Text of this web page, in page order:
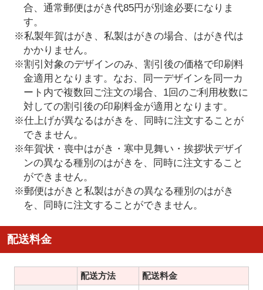
合、通常郵便はがき代85円が別途必要になりま
す。
※私製年賀はがき、私製はがきの場合、はがき代は
かかりません。
※割引対象のデザインのみ、割引後の価格で印刷料
金適用となります。なお、同一デザインを同一カ
ート内で複数回ご注文の場合、1回のご利用枚数に
対しての割引後の印刷料金が適用となります。
※仕上げが異なるはがきを、同時に注文することが
できません。
※年賀状・喪中はがき・寒中見舞い・挨拶状デザイ
ンの異なる種別のはがきを、同時に注文すること
ができません。
※郵便はがきと私製はがきの異なる種別のはがき
を、同時に注文することができません。
配送料金
配送方法 配送料金